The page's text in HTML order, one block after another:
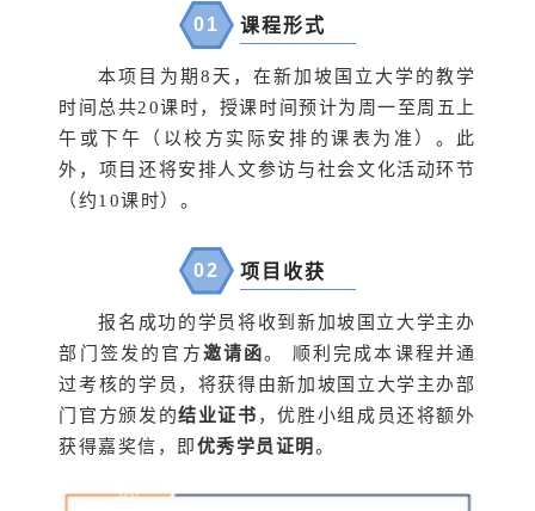
01 课程形式
本项目为期8天，在新加坡国立大学的教学
时间总共20课时，授课时间预计为周一至周五上
午或下午（以校方实际安排的课表为准）。此
外，项目还将安排人文参访与社会文化活动环节
（约10课时）。
02 项目收获
报名成功的学员将收到新加坡国立大学主办
部门签发的官方邀请函。 顺利完成本课程并通
过考核的学员，将获得由新加坡国立大学主办部
门官方颁发的结业证书 ，优胜小组成员还将额外
获得嘉奖信，即优秀学员证明 。